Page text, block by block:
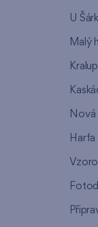
U
Malý
Nová
Harfa